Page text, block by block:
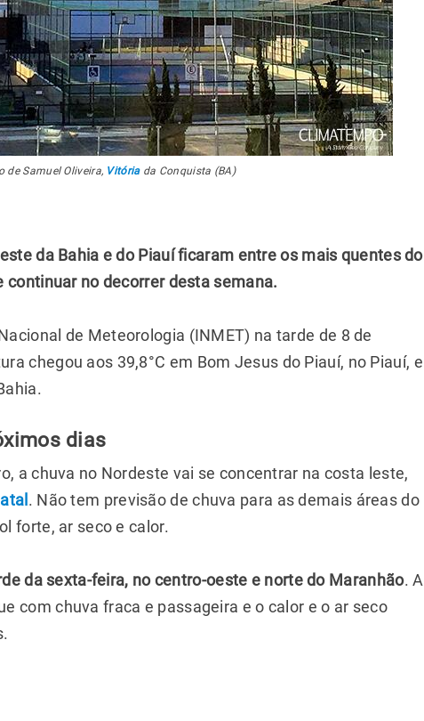
de Samuel Oliveira, Vitóriada Conquista (BA)
da Bahia e do Piauí ficaram entre os mais quentes do
continuar no decorrer desta semana.
de Meteorologia (INMET) na tarde de 8 de
chegou aos 39,8°C em Bom Jesus do Piauí, no Piauí, e
dias
a chuva no Nordeste vai se concentrar na costa leste,
. Não tem previsão de chuva para as demais áreas do
forte, ar seco e calor.
da sexta-feira, no centro-oeste e norte do Maranhão. A
com chuva fraca e passageira e o calor e o ar seco